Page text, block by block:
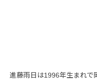
進藤雨日は1996年生まれで